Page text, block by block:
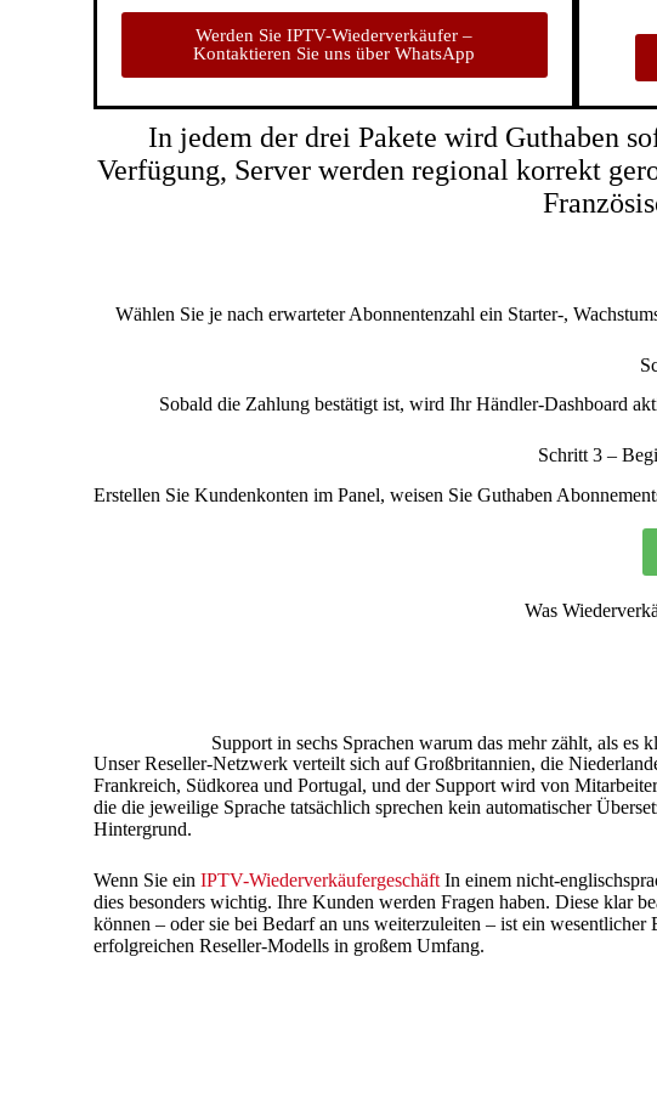
Werden Sie IPTV-Wiederverkäufer –
Kontaktieren Sie uns über WhatsApp
In jedem der drei Pakete wird Guthaben
Verfügung, Server werden regional korrekt
Wählen Sie je nach erwarteter Abonnentenzahl ein Starter-,
Sobald die Zahlung bestätigt ist, wird Ihr Händler-Dashboard
Schritt 3 –
Erstellen Sie Kundenkonten im Panel, weisen Sie Guthaben
Was
Support in sechs Sprachen warum das mehr zählt, als es
Unser Reseller-Netzwerk verteilt sich auf Großbritannien, die
Frankreich, Südkorea und Portugal, und der Support wird von
die die jeweilige Sprache tatsächlich sprechen kein automatischer
Hintergrund.
Wenn Sie einIPTV-Wiederverkäufergeschäft In einem nicht-
dies besonders wichtig. Ihre Kunden werden Fragen haben. Diese klar
können – oder sie bei Bedarf an uns weiterzuleiten – ist ein wesentlicher
erfolgreichen Reseller-Modells in großem Umfang.